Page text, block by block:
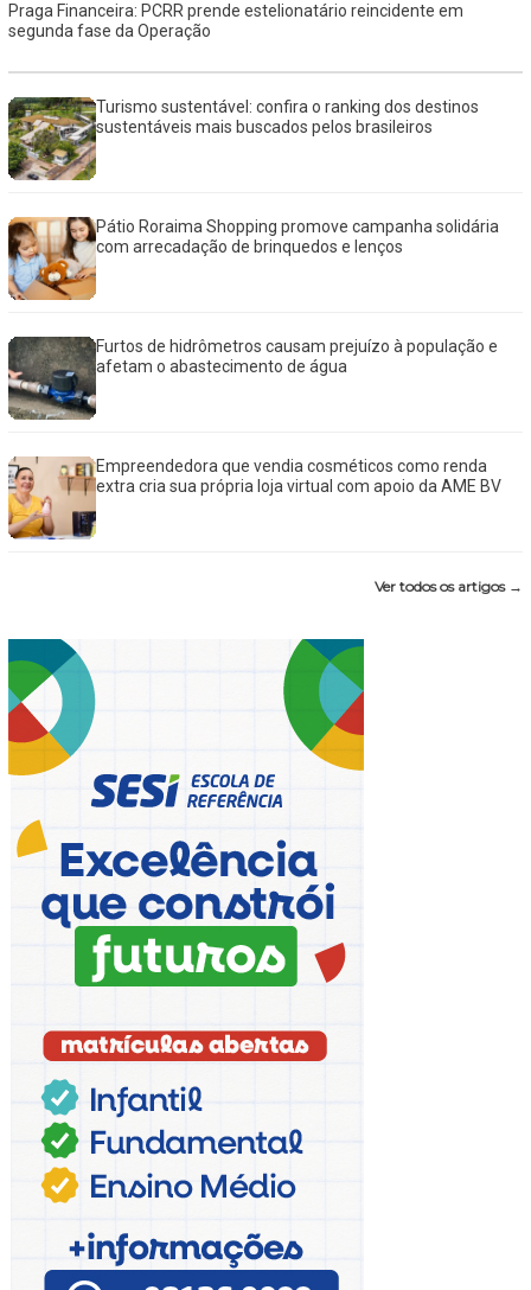
Praga Financeira: PCRR prende estelionatário reincidente em
segunda fase da Operação
Turismo sustentável: confira o ranking dos destinos
sustentáveis mais buscados pelos brasileiros
Pátio Roraima Shopping promove campanha solidária
com arrecadação de brinquedos e lenços
Furtos de hidrômetros causam prejuízo à população e
afetam o abastecimento de água
Empreendedora que vendia cosméticos como renda
extra cria sua própria loja virtual com apoio da AME BV
Ver todos os artigos →